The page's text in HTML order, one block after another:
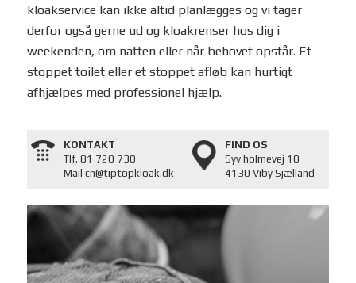
kloakservice kan ikke altid planlægges og vi tager
derfor også gerne ud og kloakrenser hos dig i
weekenden, om natten eller når behovet opstår. Et
stoppet toilet eller et stoppet afløb kan hurtigt
afhjælpes med professionel hjælp.
KONTAKT
Tlf. 81 720 730
Mail cn@tiptopkloak.dk
FIND OS
Syv holmevej 10
4130 Viby Sjælland